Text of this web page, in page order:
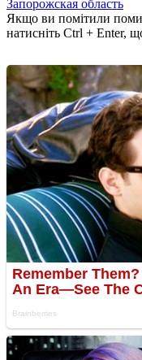
Запорожская область
Якщо ви помітили
натисніть Ctrl + Enter,